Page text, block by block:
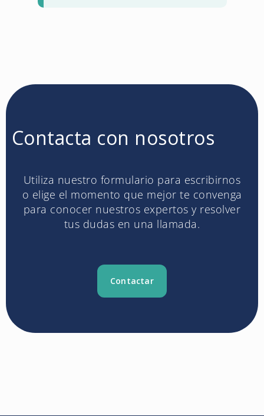
Contacta con nosotros
Utiliza nuestro formulario para escribirnos
o elige el momento que mejor te convenga
para conocer nuestros expertos y resolver
tus dudas en una llamada.
Contactar